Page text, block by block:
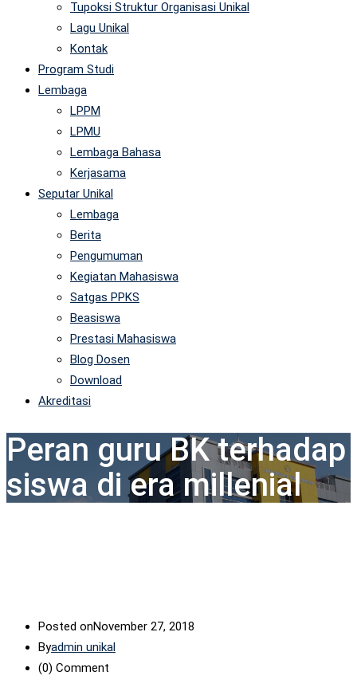
Tupoksi Struktur Organisasi Unikal
Lagu Unikal
Kontak
Program Studi
Lembaga
LPPM
LPMU
Lembaga Bahasa
Kerjasama
Seputar Unikal
Lembaga
Berita
Pengumuman
Kegiatan Mahasiswa
Satgas PPKS
Beasiswa
Prestasi Mahasiswa
Blog Dosen
Download
Akreditasi
Peran guru BK terhadap
siswa di era millenial
Posted onNovember 27, 2018
Byadmin unikal
(0) Comment